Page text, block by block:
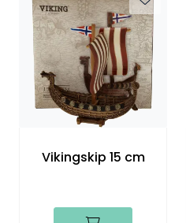
Vikingskip 15 cm